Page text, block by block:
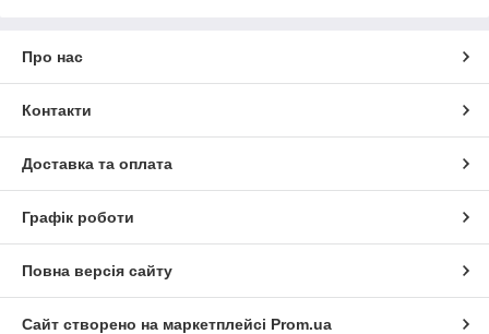
Про нас
Контакти
Доставка та оплата
Графік роботи
Повна версія сайту
Сайт створено на маркетплейсі Prom.ua